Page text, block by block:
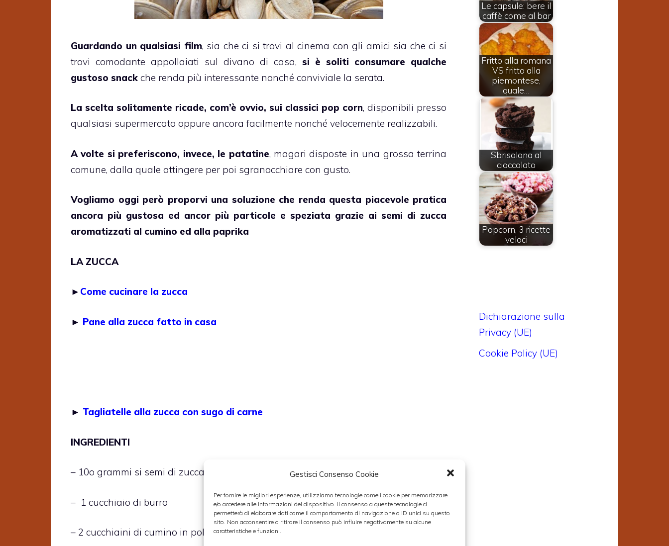
Gestisci Consenso Cookie
Per fornire le migliori esperienze, utilizziamo tecnologie come i cookie per memorizzare
e/o accedere alle informazioni del dispositivo. Il consenso a queste tecnologie ci
permetterà di elaborare dati come il comportamento di navigazione o ID unici su questo
sito. Non acconsentire o ritirare il consenso può influire negativamente su alcune
caratteristiche e funzioni.
Guardando un qualsiasi film, sia che ci si trovi al cinema con gli amici sia che ci si
trovi comodante appollaiati sul divano di casa, si è soliti consumare qualche
gustoso snack che renda più interessante nonché conviviale la serata.
La scelta solitamente ricade, com’è ovvio, sui classici pop corn, disponibili presso
qualsiasi supermercato oppure ancora facilmente nonché velocemente realizzabili.
A volte si preferiscono, invece, le patatine, magari disposte in una grossa terrina
comune, dalla quale attingere per poi sgranocchiare con gusto.
Vogliamo oggi però proporvi una soluzione che renda questa piacevole pratica
ancora più gustosa ed ancor più particole e speziata grazie ai semi di zucca
aromatizzati al cumino ed alla paprika
LA ZUCCA
► Come cucinare la zucca
► Pane alla zucca fatto in casa
► Tagliatelle alla zucca con sugo di carne
INGREDIENTI
– 10o grammi si semi di zucca
– 1 cucchiaio di burro
– 2 cucchiaini di cumino in polvere
Le capsule: bere il
caffè come al bar
Fritto alla romana
VS fritto alla
piemontese,
quale…
Sbrisolona al
cioccolato
Popcorn, 3 ricette
veloci
Dichiarazione sulla
Privacy (UE)
Cookie Policy (UE)